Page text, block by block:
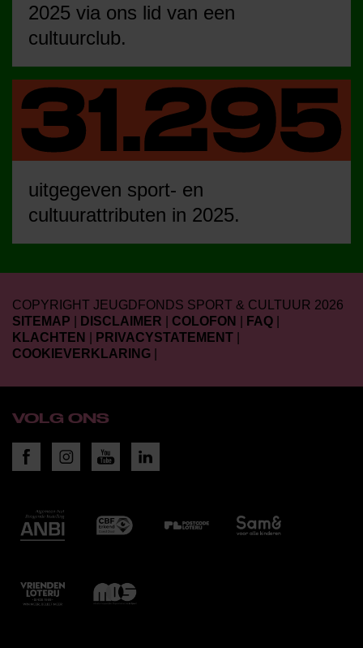
2025 via ons lid van een
cultuurclub.
uitgegeven sport- en
cultuurattributen in 2025.
COPYRIGHT JEUGDFONDS SPORT & CULTUUR 2026
SITEMAP
DISCLAIMER COLOFON FAQ
KLACHTEN
PRIVACYSTATEMENT
COOKIEVERKLARING
VOLG ONS